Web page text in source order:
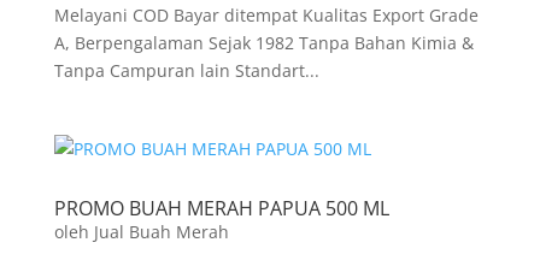
Melayani COD Bayar ditempat Kualitas Export Grade
A, Berpengalaman Sejak 1982 Tanpa Bahan Kimia &
Tanpa Campuran lain Standart...
PROMO BUAH MERAH PAPUA 500 ML
oleh Jual Buah Merah